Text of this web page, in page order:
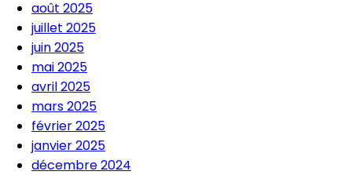
août 2025
juillet 2025
juin 2025
mai 2025
avril 2025
mars 2025
février 2025
janvier 2025
décembre 2024